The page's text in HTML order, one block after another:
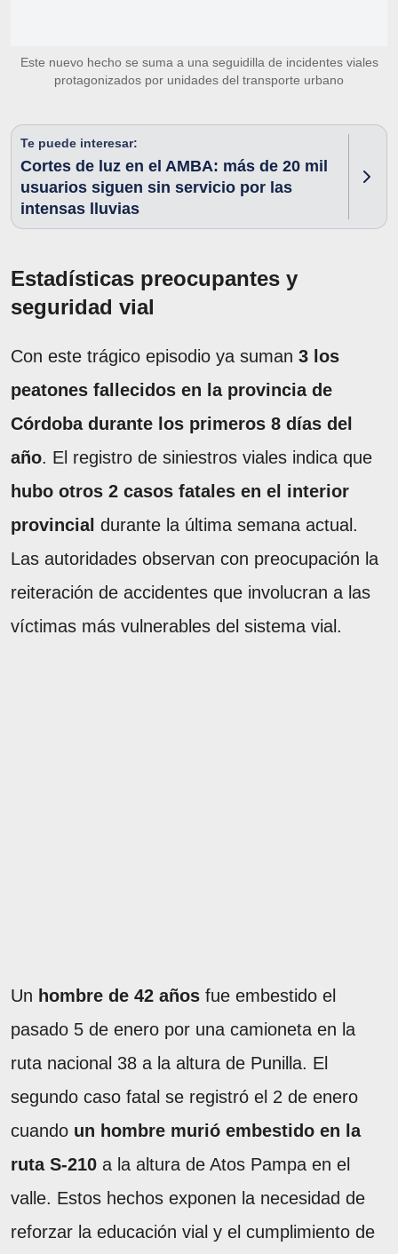
Este nuevo hecho se suma a una seguidilla de incidentes viales
protagonizados por unidades del transporte urbano
Te puede interesar:
Cortes de luz en el AMBA: más de 20 mil
usuarios siguen sin servicio por las
intensas lluvias
Estadísticas preocupantes y
seguridad vial
Con este trágico episodio ya suman 3 los
peatones fallecidos en la provincia de
Córdoba durante los primeros 8 días del
año. El registro de siniestros viales indica que
hubo otros 2 casos fatales en el interior
provincial durante la última semana actual.
Las autoridades observan con preocupación la
reiteración de accidentes que involucran a las
víctimas más vulnerables del sistema vial.
Un hombre de 42 años fue embestido el
pasado 5 de enero por una camioneta en la
ruta nacional 38 a la altura de Punilla. El
segundo caso fatal se registró el 2 de enero
cuando un hombre murió embestido en la
ruta S-210 a la altura de Atos Pampa en el
valle. Estos hechos exponen la necesidad de
reforzar la educación vial y el cumplimiento de